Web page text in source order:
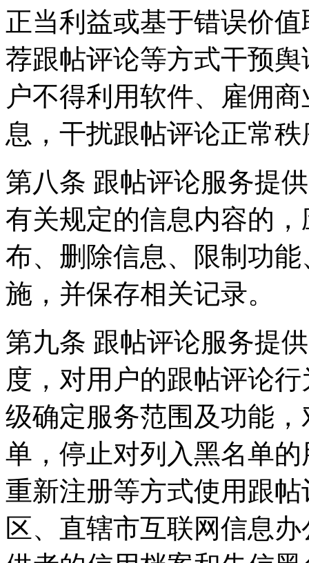
正当利益或基于错误价
荐跟帖评论等方式干预
户不得利用软件、雇佣
息，干扰跟帖评论正常
第八条 跟帖评论服务提
有关规定的信息内容的
布、删除信息、限制功
施，并保存相关记录。
第九条 跟帖评论服务提
度，对用户的跟帖评论
级确定服务范围及功能
单，停止对列入黑名单
重新注册等方式使用跟
区、直辖市互联网信息